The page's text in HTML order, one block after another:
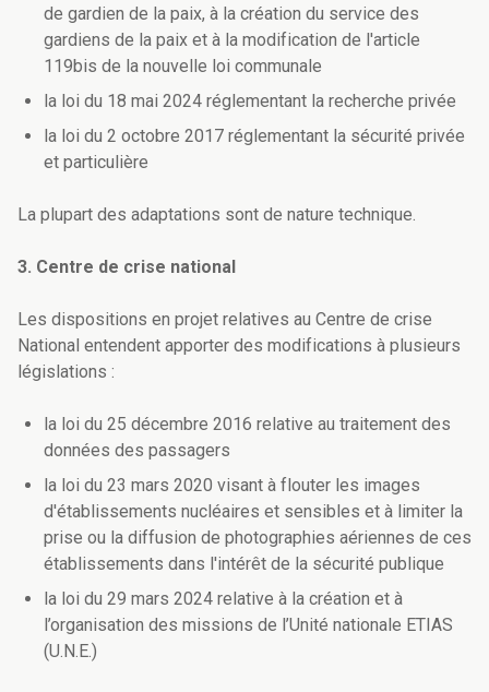
de gardien de la paix, à la création du service des
gardiens de la paix et à la modification de l'article
119bis de la nouvelle loi communale
la loi du 18 mai 2024 réglementant la recherche privée
la loi du 2 octobre 2017 réglementant la sécurité privée
et particulière
La plupart des adaptations sont de nature technique.
3. Centre de crise national
Les dispositions en projet relatives au Centre de crise
National entendent apporter des modifications à plusieurs
législations :
la loi du 25 décembre 2016 relative au traitement des
données des passagers
la loi du 23 mars 2020 visant à flouter les images
d'établissements nucléaires et sensibles et à limiter la
prise ou la diffusion de photographies aériennes de ces
établissements dans l'intérêt de la sécurité publique
la loi du 29 mars 2024 relative à la création et à
l’organisation des missions de l’Unité nationale ETIAS
(U.N.E.)